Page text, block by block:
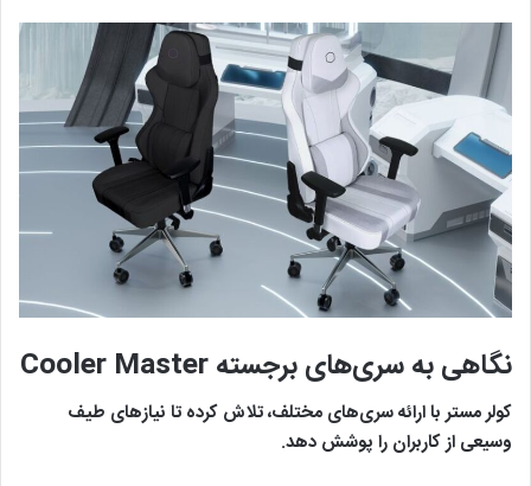
نگاهی به سری‌های برجسته Cooler Master
کولر مستر با ارائه سری‌های مختلف، تلاش کرده تا نیازهای طیف
وسیعی از کاربران را پوشش دهد.